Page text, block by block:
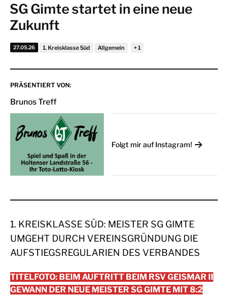
SG Gimte startet in eine neue
Zukunft
27.05.26 1. Kreisklasse Süd Allgemein
PRÄSENTIERT VON:
Brunos Treff
Folgt mir auf Instagram!
1. KREISKLASSE SÜD: MEISTER SG GIMTE
UMGEHT DURCH VEREINSGRÜNDUNG DIE
AUFSTIEGSREGULARIEN DES VERBANDES
TITELFOTO: BEIM AUFTRITT BEIM RSV GEISMAR II
GEWANN DER NEUE MEISTER SG GIMTE MIT 8:2